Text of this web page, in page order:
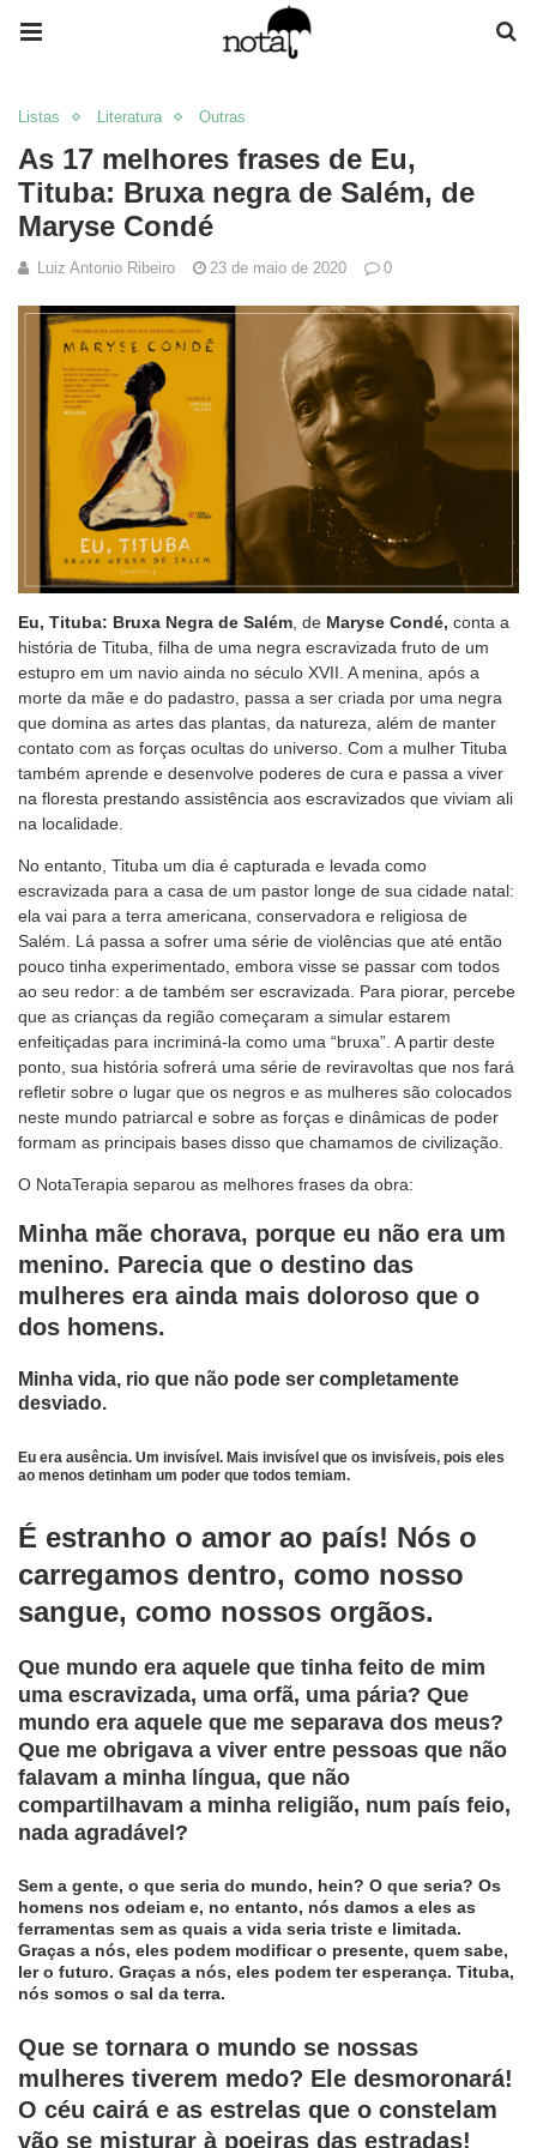
Listas Literatura Outras
As 17 melhores frases de Eu,
Tituba: Bruxa negra de Salém, de
Maryse Condé
Luiz Antonio Ribeiro 23 de maio de 2020 0
Eu, Tituba: Bruxa Negra de Salém , de Maryse Condé, conta a
história de Tituba, filha de uma negra escravizada fruto de um
estupro em um navio ainda no século XVII. A menina, após a
morte da mãe e do padastro, passa a ser criada por uma negra
que domina as artes das plantas, da natureza, além de manter
contato com as forças ocultas do universo. Com a mulher Tituba
também aprende e desenvolve poderes de cura e passa a viver
na floresta prestando assistência aos escravizados que viviam ali
na localidade.
No entanto, Tituba um dia é capturada e levada como
escravizada para a casa de um pastor longe de sua cidade natal:
ela vai para a terra americana, conservadora e religiosa de
Salém. Lá passa a sofrer uma série de violências que até então
pouco tinha experimentado, embora visse se passar com todos
ao seu redor: a de também ser escravizada. Para piorar, percebe
que as crianças da região começaram a simular estarem
enfeitiçadas para incriminá-la como uma “bruxa”. A partir deste
ponto, sua história sofrerá uma série de reviravoltas que nos fará
refletir sobre o lugar que os negros e as mulheres são colocados
neste mundo patriarcal e sobre as forças e dinâmicas de poder
formam as principais bases disso que chamamos de civilização.
O NotaTerapia separou as melhores frases da obra:
Minha mãe chorava, porque eu não era um
menino. Parecia que o destino das
mulheres era ainda mais doloroso que o
dos homens.
Minha vida, rio que não pode ser completamente
desviado.
Eu era ausência. Um invisível. Mais invisível que os invisíveis, pois eles
ao menos detinham um poder que todos temiam.
É estranho o amor ao país! Nós o
carregamos dentro, como nosso
sangue, como nossos orgãos.
Que mundo era aquele que tinha feito de mim
uma escravizada, uma orfã, uma pária? Que
mundo era aquele que me separava dos meus?
Que me obrigava a viver entre pessoas que não
falavam a minha língua, que não
compartilhavam a minha religião, num país feio,
nada agradável?
Sem a gente, o que seria do mundo, hein? O que seria? Os
homens nos odeiam e, no entanto, nós damos a eles as
ferramentas sem as quais a vida seria triste e limitada.
Graças a nós, eles podem modificar o presente, quem sabe,
ler o futuro. Graças a nós, eles podem ter esperança. Tituba,
nós somos o sal da terra.
Que se tornara o mundo se nossas
mulheres tiverem medo? Ele desmoronará!
O céu cairá e as estrelas que o constelam
vão se misturar à poeiras das estradas!